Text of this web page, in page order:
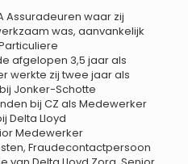
Assuradeuren waar zij
was, aanvankelijk
afgelopen 3,5 jaar als
werkte zij twee jaar als
Jonker-Schotte
bij CZ als Medewerker
Delta Lloyd
Medewerker
Fraudecontactpersoon